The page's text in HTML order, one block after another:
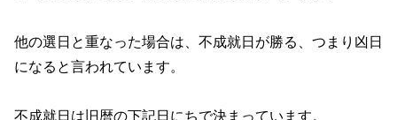
他の選日と重なった場合は、不成就日が勝る、つまり凶日
になると言われています。
不成就日は旧暦の下記日にちで決まっています。